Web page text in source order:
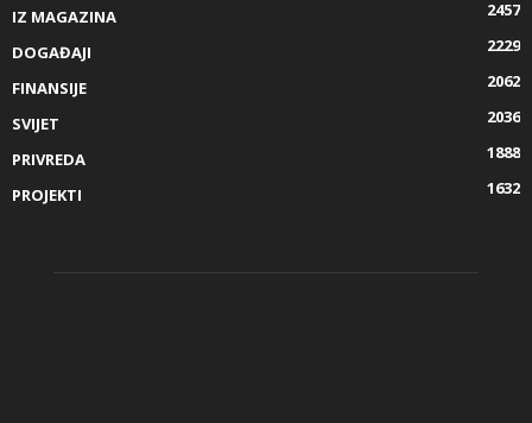
IZ MAGAZINA
2457
DOGAĐAJI
2229
FINANSIJE
2062
SVIJET
2036
PRIVREDA
1888
PROJEKTI
1632